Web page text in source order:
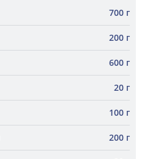
700 г
200 г
600 г
20 г
100 г
200 г